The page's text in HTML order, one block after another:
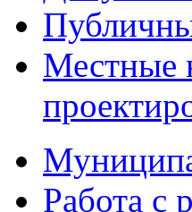
Местные
Работа с